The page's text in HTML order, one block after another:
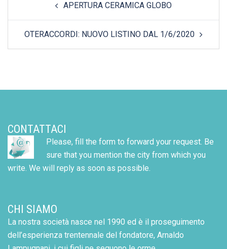
navigation APERTURA CERAMICA GLOBO
OTERACCORDI: NUOVO LISTINO DAL 1/6/2020
CONTATTACI
Please, fill the form to forward your request. Be
sure that you mention the city from which you
write. We will reply as soon as possible.
CHI SIAMO
La nostra società nasce nel 1990 ed è il proseguimento
dell’esperienza trentennale del fondatore, Arnaldo